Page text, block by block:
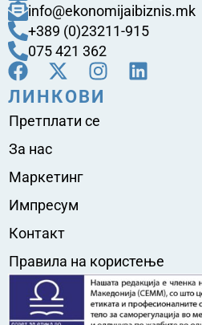
info@ekonomijaibiznis.mk
+389 (0)23211-915
075 421 362
ЛИНКОВИ
Претплати се
За нас
Маркетинг
Импресум
Контакт
Правила на користење